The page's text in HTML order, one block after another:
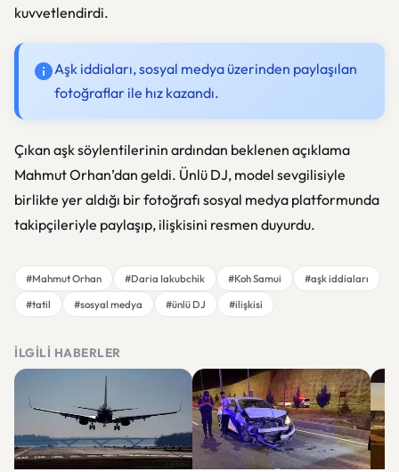
kuvvetlendirdi.
Aşk iddiaları, sosyal medya üzerinden paylaşılan
fotoğraflar ile hız kazandı.
Çıkan aşk söylentilerinin ardından beklenen açıklama
Mahmut Orhan’dan geldi. Ünlü DJ, model sevgilisiyle
birlikte yer aldığı bir fotoğrafı sosyal medya platformunda
takipçileriyle paylaşıp, ilişkisini resmen duyurdu.
#Mahmut Orhan #Daria Iakubchik #Koh Samui
#aşk iddiaları
#tatil
#sosyal medya #ünlü DJ #ilişkisi
İLGILI HABERLER